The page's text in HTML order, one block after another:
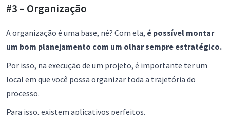
#3 – Organização
A organização é uma base, né? Com ela, é possível montar
um bom planejamento com um olhar sempre estratégico.
Por isso, na execução de um projeto, é importante ter um
local em que você possa organizar toda a trajetória do
processo.
Para isso, existem aplicativos perfeitos.